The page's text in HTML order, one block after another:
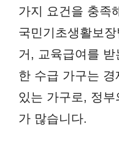
가지 요건을 충족
국민기초생활보
거, 교육급여를
한 수급 가구는 경
있는 가구로, 정
가 많습니다.